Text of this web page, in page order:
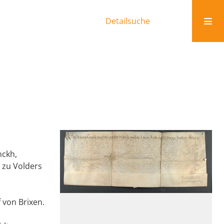
Detailsuche
Volders
Brixen.